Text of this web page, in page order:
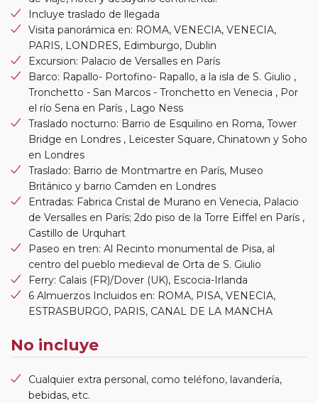
Incluye traslado de llegada
Visita panorámica en: ROMA, VENECIA, VENECIA,
PARIS, LONDRES, Edimburgo, Dublin
Excursion: Palacio de Versalles en París
Barco: Rapallo- Portofino- Rapallo, a la isla de S. Giulio ,
Tronchetto - San Marcos - Tronchetto en Venecia , Por
el río Sena en París , Lago Ness
Traslado nocturno: Barrio de Esquilino en Roma, Tower
Bridge en Londres , Leicester Square, Chinatown y Soho
en Londres
Traslado: Barrio de Montmartre en París, Museo
Británico y barrio Camden en Londres
Entradas: Fabrica Cristal de Murano en Venecia, Palacio
de Versalles en París; 2do piso de la Torre Eiffel en París ,
Castillo de Urquhart
Paseo en tren: Al Recinto monumental de Pisa, al
centro del pueblo medieval de Orta de S. Giulio
Ferry: Calais (FR)/Dover (UK), Escocia-Irlanda
6 Almuerzos Incluidos en: ROMA, PISA, VENECIA,
ESTRASBURGO, PARIS, CANAL DE LA MANCHA
No incluye
Cualquier extra personal, como teléfono, lavandería,
bebidas, etc.